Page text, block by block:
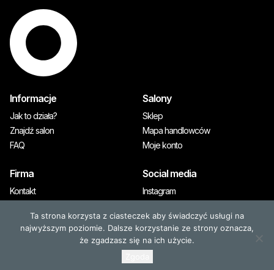
Informacje
Jak to działa?
Znajdź salon
FAQ
Salony
Sklep
Mapa handlowców
Moje konto
Firma
Kontakt
Social media
Instagram
© 2026, OLAPLEX. Wszystkie prawa zastrzeżone
Ta strona korzysta z ciasteczek aby świadczyć usługi na
najwyższym poziomie. Dalsze korzystanie ze strony oznacza,
że zgadzasz się na ich użycie.